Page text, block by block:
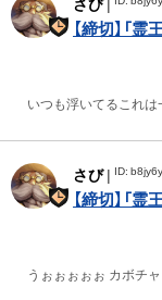
【締切】「
いつも浮いてるこれは
さび| ID:
【締切】「
うぉぉぉぉぉ カボチ